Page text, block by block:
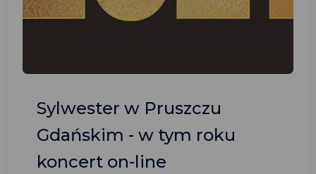
Sylwester w Pruszczu
Gdańskim - w tym roku
koncert on-line